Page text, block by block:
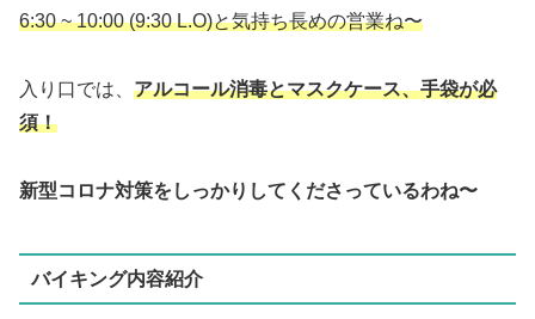
6:30 ~ 10:00 (9:30 L.O)と気持ち長めの営業ね〜
入り口では、 アルコール消毒とマスクケース、手袋が必
須！
新型コロナ対策をしっかりしてくださっているわね〜
バイキング内容紹介